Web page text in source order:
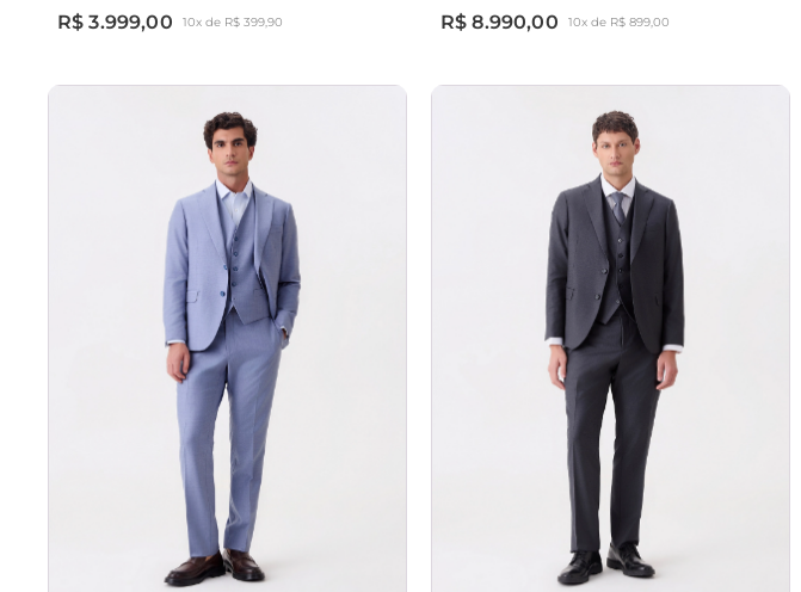
R$ 3.999,00 10x de R$ 399,90 R$ 8.990,00 10x de R$ 899,00